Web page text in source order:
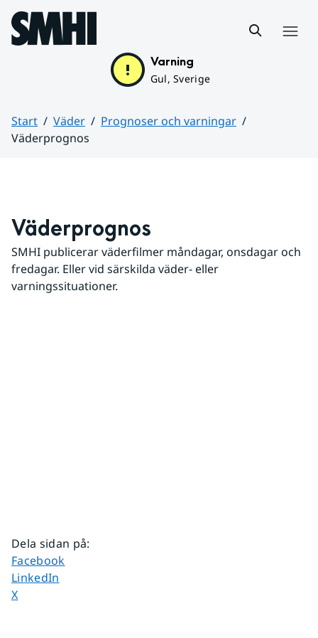
Hoppa till sidans innehåll
Varning
Gul, Sverige
Start Väder
Prognoser och varningar
Väderprognos
Väderprognos
SMHI publicerar väderfilmer måndagar, onsdagar och
fredagar. Eller vid särskilda väder- eller
varningssituationer.
Dela sidan på:
Dela sidan på
Facebook
Dela sidan på
LinkedIn
Dela sidan på
X